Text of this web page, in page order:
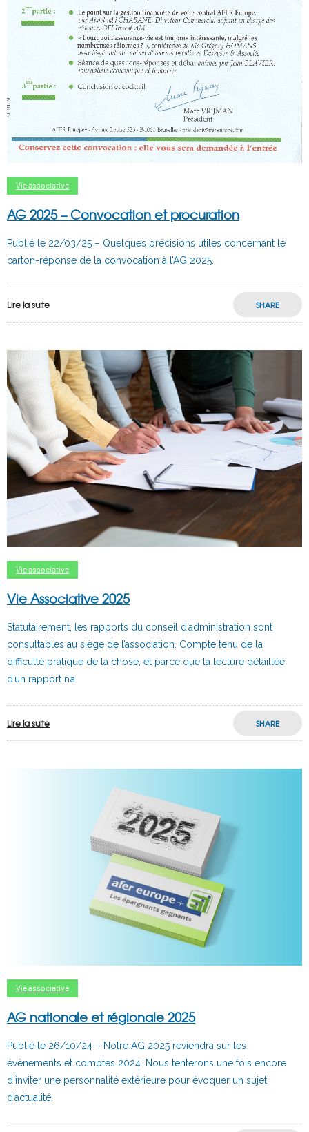
Vie associative
AG 2025 – Convocation et procuration
Publié le 22/03/25 – Quelques précisions utiles concernant le
carton-réponse de la convocation à l’AG 2025.
Lire la suite SHARE
Vie associative
Vie Associative 2025
Statutairement, les rapports du conseil d’administration sont
consultables au siège de l’association. Compte tenu de la
difficulté pratique de la chose, et parce que la lecture détaillée
d’un rapport n’a
Lire la suite SHARE
Vie associative
AG nationale et régionale 2025
Publié le 26/10/24 – Notre AG 2025 reviendra sur les
évènements et comptes 2024. Nous tenterons une fois encore
d’inviter une personnalité extérieure pour évoquer un sujet
d’actualité.